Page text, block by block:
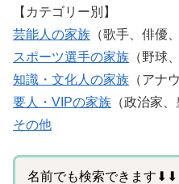
【カテゴリー別】
芸能人の家族 （歌手、俳優
スポーツ選手の家族 （野球
知識・文化人の家族 （アナ
要人・VIPの家族 （政治家
その他
名前でも検索できます